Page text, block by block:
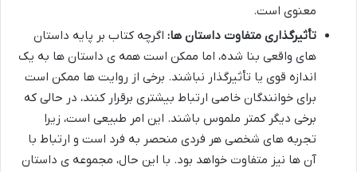
معنوی است.
تأثیرگذاری متفاوت داستان ها: اگرچه کتاب بر پایه داستان
های واقعی بنا شده، اما ممکن است همه ی داستان ها به یک
اندازه قوی یا تأثیرگذار نباشند. برخی از روایت ها ممکن است
برای خوانندگان خاصی ارتباط بیشتری برقرار کنند، در حالی که
برخی دیگر کمتر ملموس باشند. این امر طبیعی است، زیرا
تجربه های شخصی هر فردی منحصر به فرد است و ارتباط با
آن ها نیز متفاوت خواهد بود. با این حال، مجموعه ی داستان